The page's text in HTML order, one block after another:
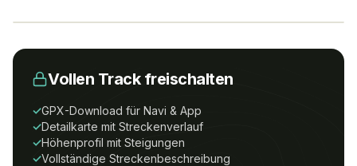
Um Zugriff auf diesen Track zu erhalten,
Access Abonnement.
Preise Anmelden Registrieren
Vollen Track freischalten
✓GPX-Download für Navi & App
✓Detailkarte mit Streckenverlauf
✓Höhenprofil mit Steigungen
✓Vollständige Streckenbeschreibung